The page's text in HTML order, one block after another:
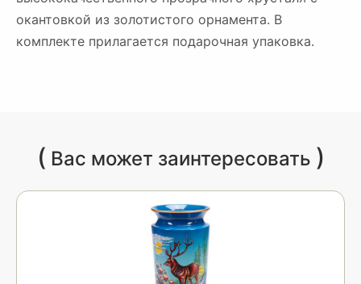
окантовкой из золотистого орнамента. В
комплекте прилагается подарочная упаковка.
( Вас может заинтересовать )